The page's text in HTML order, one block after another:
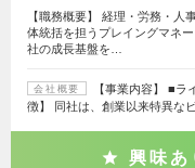
【職務概要】 経理・労務・人
体統括を担うプレイングマネ
社の成長基盤を…
会社概要
【事業内容】 ■
徴】 同社は、創業以来特異な
興味あ